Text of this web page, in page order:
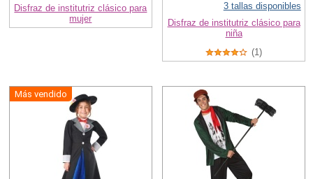
Disfraz de institutriz clásico para
mujer
3 tallas disponibles
Disfraz de institutriz clásico para
niña
(1)
Más vendido